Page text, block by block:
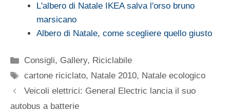
L'albero di Natale IKEA salva l'orso bruno
marsicano
Albero di Natale, come scegliere quello giusto
Categorie
Consigli, Gallery, Riciclabile
Tag
cartone riciclato, Natale 2010, Natale ecologico
Veicoli elettrici: General Electric lancia il suo
autobus a batterie